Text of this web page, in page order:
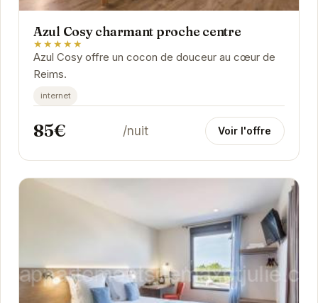
Azul Cosy charmant proche centre
★★★★★
Azul Cosy offre un cocon de douceur au cœur de
Reims.
internet
85€ /nuit Voir l'offre